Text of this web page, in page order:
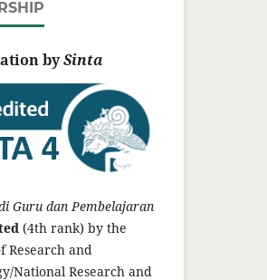
bySinta
Guru dan Pembelajaran
(4th rank) by the
Research and
National Research and